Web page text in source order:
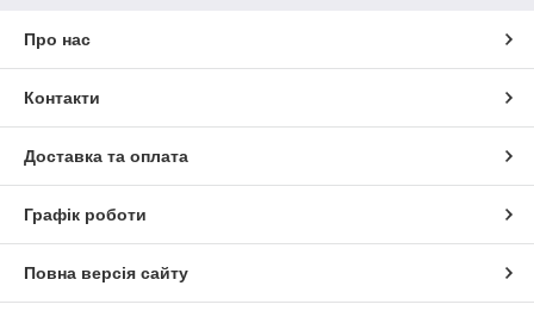
Про нас
Контакти
Доставка та оплата
Графік роботи
Повна версія сайту